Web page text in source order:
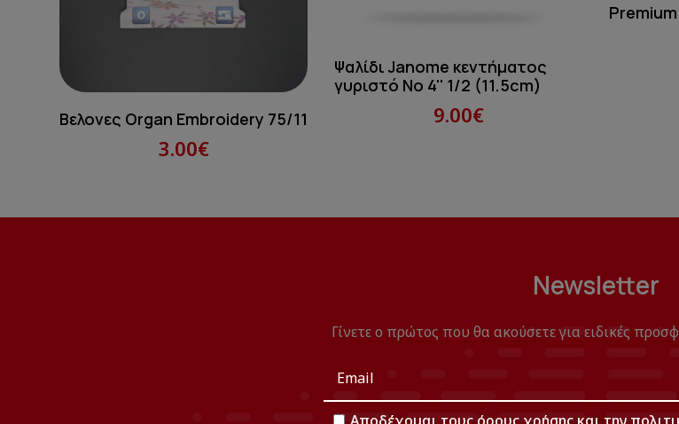
Βελονες Organ Embroidery 75/11
3.00€
Ψαλίδι Janome κεντήματος
γυριστό Νο 4'' 1/2 (11.5cm)
9.00€
Newsletter
Γίνετε ο πρώτος που θα ακούσετε για ειδικές